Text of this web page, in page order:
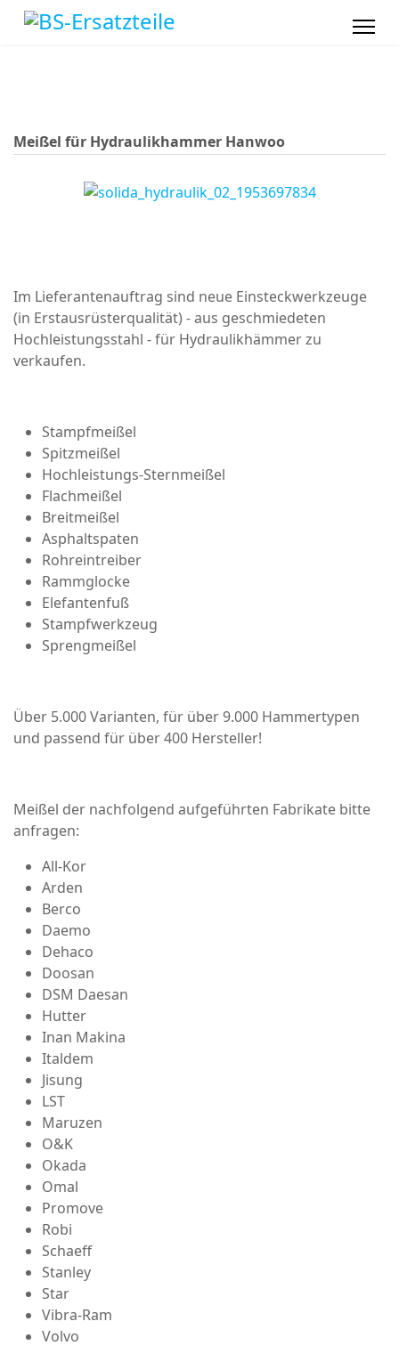
Meißel für Hydraulikhammer Hanwoo
Im Lieferantenauftrag sind neue Einsteckwerkzeuge
(in Erstausrüsterqualität) - aus geschmiedeten
Hochleistungsstahl - für Hydraulikhämmer zu
verkaufen.
Stampfmeißel
Spitzmeißel
Hochleistungs-Sternmeißel
Flachmeißel
Breitmeißel
Asphaltspaten
Rohreintreiber
Rammglocke
Elefantenfuß
Stampfwerkzeug
Sprengmeißel
Über 5.000 Varianten, für über 9.000 Hammertypen
und passend für über 400 Hersteller!
Meißel der nachfolgend aufgeführten Fabrikate bitte
anfragen:
All-Kor
Arden
Berco
Daemo
Dehaco
Doosan
DSM Daesan
Hutter
Inan Makina
Italdem
Jisung
LST
Maruzen
O&K
Okada
Omal
Promove
Robi
Schaeff
Stanley
Star
Vibra-Ram
Volvo